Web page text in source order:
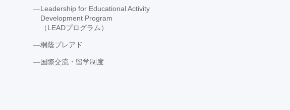
Leadership for Educational Activity
Development Program
（LEADプログラム）
桐蔭プレアド
国際交流・留学制度